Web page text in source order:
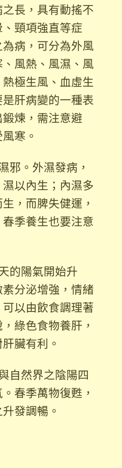
長，具有動搖不
頸項強直等症
病，可分為外風
風熱、風濕、風
極生風、血虛生
肝病變的一種表
煉，需注意避
寒。
。外濕發病，
以內生；內濕多
，而脾失健運，
季養生也要注意
的陽氣開始升
分泌增強，情緒
以由飲食調理著
綠色食物養肝，
臟有利。
自然界之陰陽四
春季萬物復甦，
發調暢。